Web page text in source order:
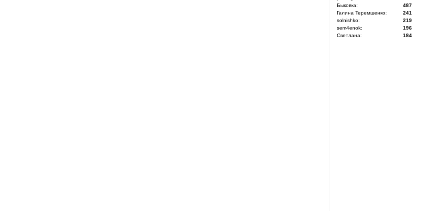
Быковка:
487
Галина Теремшенко:
241
solnishko:
219
sem4enok:
196
Светлана:
184